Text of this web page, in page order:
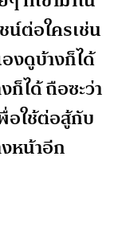
น์ต่อใครเช่น
งดูบ้างก็ได้
ก็ได้ ถือซะว่า
อใช้ต่อสู้กับ
หน้าอีก